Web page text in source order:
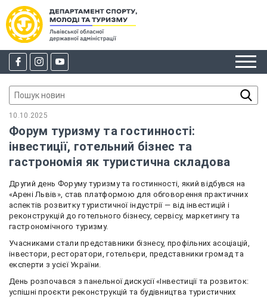
10.10.2025
Форум туризму та гостинності:
інвестиції, готельний бізнес та
гастрономія як туристична складова
Другий день Форуму туризму та гостинності, який відбувся на
«Арені Львів», став платформою для обговорення практичних
аспектів розвитку туристичної індустрії — від інвестицій і
реконструкцій до готельного бізнесу, сервісу, маркетингу та
гастрономічного туризму.
Учасниками стали представники бізнесу, профільних асоціацій,
інвестори, ресторатори, готельєри, представники громад та
експерти з усієї України.
День розпочався з панельної дискусії «Інвестиції та розвиток:
успішні проєкти реконструкцій та будівництва туристичних